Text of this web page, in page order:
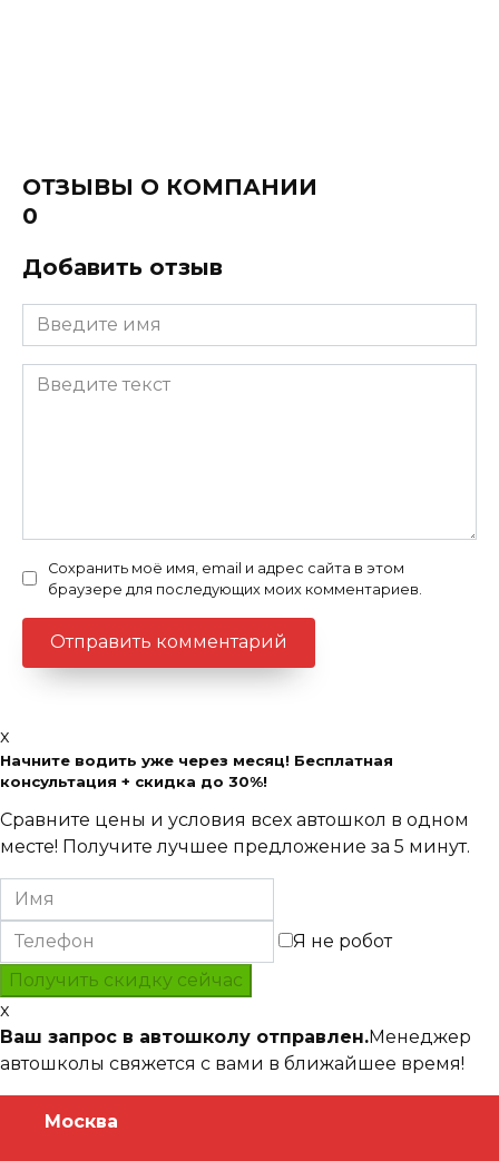
ОТЗЫВЫ О КОМПАНИИ
0
Добавить отзыв
Сохранить моё имя, email и адрес сайта в этом
браузере для последующих моих комментариев.
x
Начните водить уже через месяц! Бесплатная
консультация + скидка до 30%!
Сравните цены и условия всех автошкол в одном
месте! Получите лучшее предложение за 5 минут.
Я не робот
x
Ваш запрос в автошколу отправлен.Менеджер
автошколы свяжется с вами в ближайшее время!
Москва